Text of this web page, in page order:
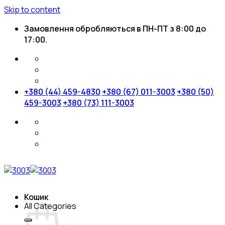
Skip to content
Замовлення обробляються в ПН-ПТ з 8:00 до
17:00.
+380 (44) 459-4830 +380 (67) 011-3003 +380 (50)
459-3003 +380 (73) 111-3003
Кошик
All Categories